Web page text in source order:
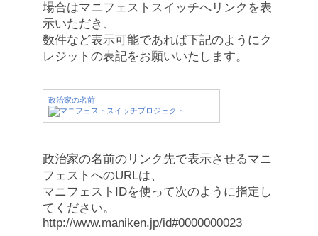
場合はマニフェストスイッチへリンクを表
示いただき、
数件など表示可能であれば下記のようにク
レジットの表記をお願いいたします。
政治家の名前
政治家の名前のリンク先で表示させるマニ
フェストへのURLは、
マニフェストIDを使って次のように指定し
てください。
http://www.maniken.jp/id#0000000023